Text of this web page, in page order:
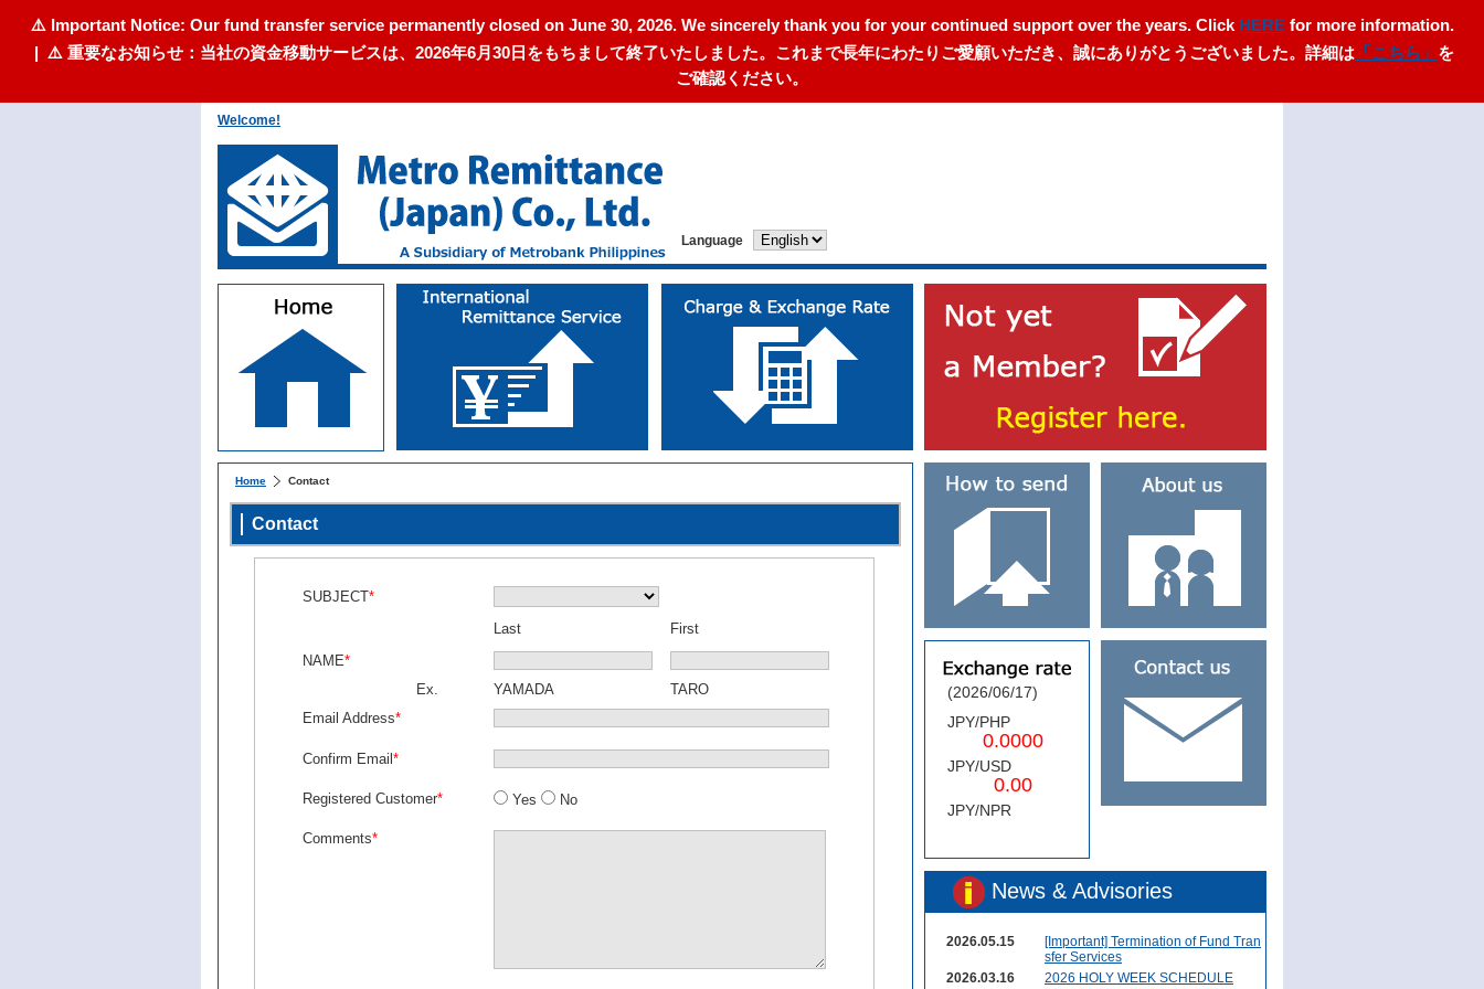
⚠️ Important Notice: Our fund transfer service permanently closed on June 30, 2026. We sincerely thank you for your continued support over the years. Click HEREfor more information.
| ⚠️ 重要なお知らせ：当社の資金移動サービスは、2026年6月30日をもちまして終了いたしました。これまで長年にわたりご愛顧いただき、誠にありがとうございました。詳細は 「こちら」 を
ご確認ください。
Welcome!
Language
Home Contact
Contact
SUBJECT*
Last
First
NAME*
Ex.
YAMADA
TARO
Email Address*
Confirm Email *
Registered Customer* Yes No
Comments*
(2026/06/17)
JPY/PHP
0.0000
JPY/USD
0.00
JPY/NPR
News & Advisories
2026.05.15
[Important] Termination of Fund Tran
sfer Services
2026.03.16
2026 HOLY WEEK SCHEDULE